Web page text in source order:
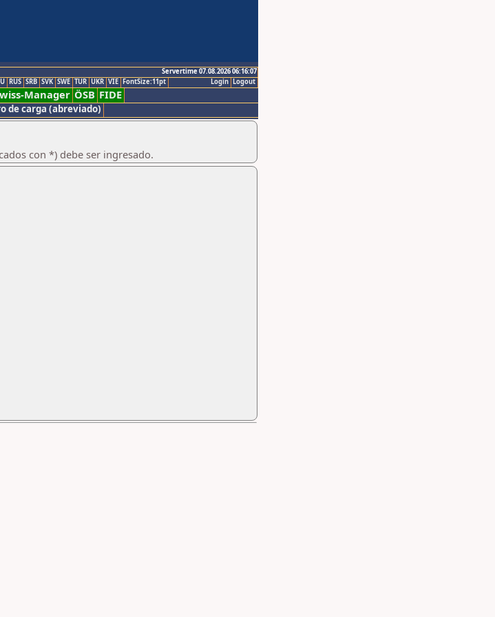
Servertime 07.08.2026 06:16:07
Logout
Login
RUS SRB SVK SWE TUR UKR VIE FontSize:11pt
Manager ÖSB FIDE
de carga (abreviado)
con *) debe ser ingresado.